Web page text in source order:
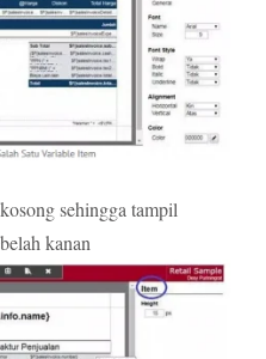
sehingga tampil
kanan